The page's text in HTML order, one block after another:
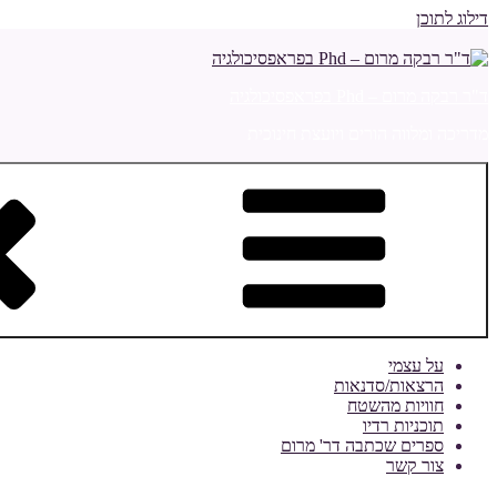
דילוג לתוכן
על עצמי
הרצאות/סדנאות
חוויות מהשטח
תוכניות רדיו
ספרים שכתבה דר' מרום
צור קשר